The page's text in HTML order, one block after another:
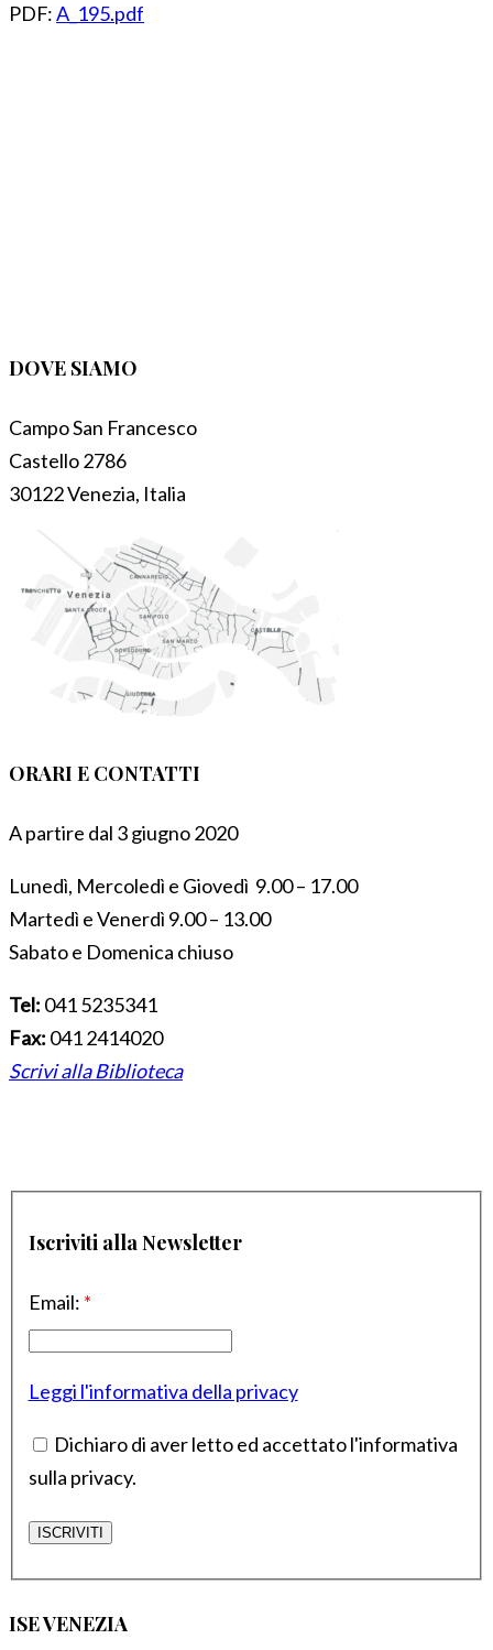
PDF:A_195.pdf
DOVE SIAMO
Campo San Francesco
Castello 2786
30122 Venezia, Italia
ORARI E CONTATTI
A partire dal 3 giugno 2020
Lunedì, Mercoledì e Giovedì 9.00 – 17.00
Martedì e Venerdì 9.00 – 13.00
Sabato e Domenica chiuso
Tel: 041 5235341
Fax: 041 2414020
Scrivi alla Biblioteca
Iscriviti alla Newsletter
Email: *
Leggi l'informativa della privacy
Dichiaro di aver letto ed accettato l'informativa
sulla privacy.
ISE VENEZIA